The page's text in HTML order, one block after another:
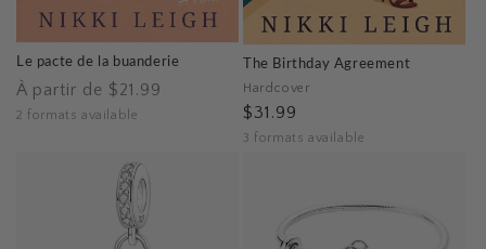
Le pacte de la buanderie
Prix
habituel
À partir de $21.99
2 formats available
The Birthday Agreement
Hardcover
$31.99
3 formats available